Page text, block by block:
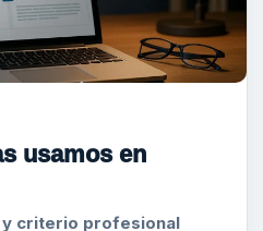
usamos en
criterio profesional